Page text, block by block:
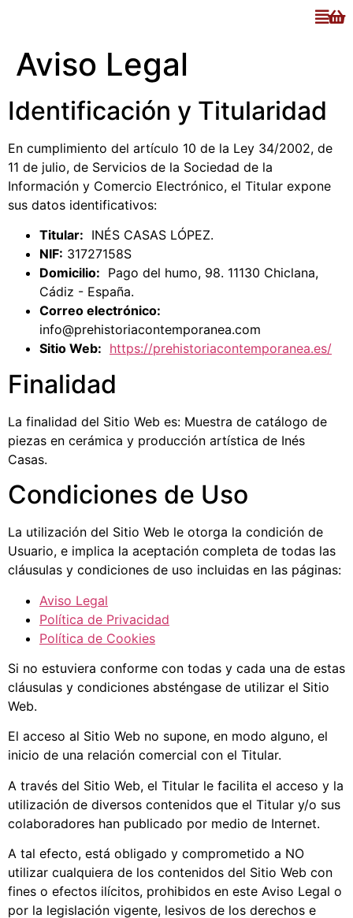
Aviso Legal
Identificación y Titularidad
En cumplimiento del artículo 10 de la Ley 34/2002, de
11 de julio, de Servicios de la Sociedad de la
Información y Comercio Electrónico, el Titular expone
sus datos identificativos:
Titular: INÉS CASAS LÓPEZ.
NIF: 31727158S
Domicilio: Pago del humo, 98. 11130 Chiclana,
Cádiz - España.
Correo electrónico:
info@prehistoriacontemporanea.com
Sitio Web: https://prehistoriacontemporanea.es/
Finalidad
La finalidad del Sitio Web es: Muestra de catálogo de
piezas en cerámica y producción artística de Inés
Casas.
Condiciones de Uso
La utilización del Sitio Web le otorga la condición de
Usuario, e implica la aceptación completa de todas las
cláusulas y condiciones de uso incluidas en las páginas:
Aviso Legal
Política de Privacidad
Política de Cookies
Si no estuviera conforme con todas y cada una de estas
cláusulas y condiciones absténgase de utilizar el Sitio
Web.
El acceso al Sitio Web no supone, en modo alguno, el
inicio de una relación comercial con el Titular.
A través del Sitio Web, el Titular le facilita el acceso y la
utilización de diversos contenidos que el Titular y/o sus
colaboradores han publicado por medio de Internet.
A tal efecto, está obligado y comprometido a NO
utilizar cualquiera de los contenidos del Sitio Web con
fines o efectos ilícitos, prohibidos en este Aviso Legal o
por la legislación vigente, lesivos de los derechos e